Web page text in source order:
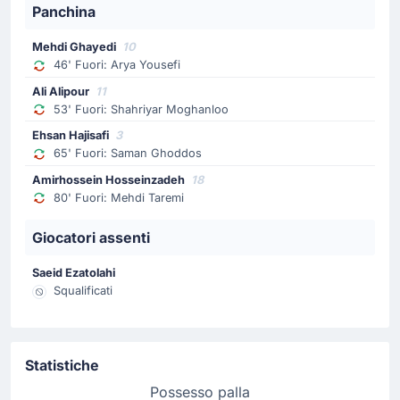
Liberato Cacace.
Sostituzione
Saman Ghoddos
Ehsan Hajsafi
Cambio Iran! Ehsan Hajsafi sostituisce Saman Ghoddos.
Questo e' il terzo cambio per Amir Ghalenoei.
Mohammad Mohebi
Mohammad Mohebi (Iran) pareggia con un colpo di
Panchina
Mehdi Ghayedi 10
46' Fuori: Arya Yousefi
Ali Alipour 11
53' Fuori: Shahriyar Moghanloo
Ehsan Hajisafi 3
65' Fuori: Saman Ghoddos
Amirhossein Hosseinzadeh 18
80' Fuori: Mehdi Taremi
Giocatori assenti
Saeid Ezatolahi
Squalificati
Statistiche
Possesso palla